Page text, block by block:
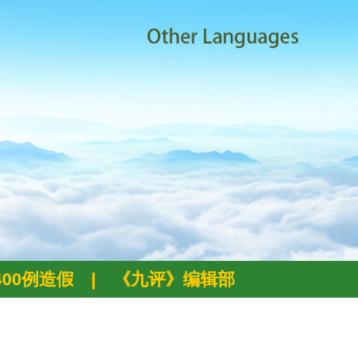
例造假 | 《九评》编辑部